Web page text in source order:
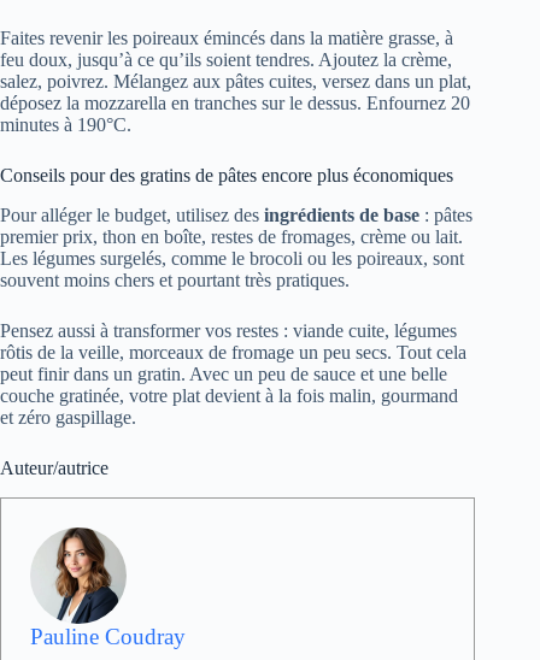
Faites revenir les poireaux émincés dans la matière grasse, à
feu doux, jusqu’à ce qu’ils soient tendres. Ajoutez la crème,
salez, poivrez. Mélangez aux pâtes cuites, versez dans un plat,
déposez la mozzarella en tranches sur le dessus. Enfournez 20
minutes à 190°C.
Conseils pour des gratins de pâtes encore plus économiques
Pour alléger le budget, utilisez des ingrédients de base : pâtes
premier prix, thon en boîte, restes de fromages, crème ou lait.
Les légumes surgelés, comme le brocoli ou les poireaux, sont
souvent moins chers et pourtant très pratiques.
Pensez aussi à transformer vos restes : viande cuite, légumes
rôtis de la veille, morceaux de fromage un peu secs. Tout cela
peut finir dans un gratin. Avec un peu de sauce et une belle
couche gratinée, votre plat devient à la fois malin, gourmand
et zéro gaspillage.
Auteur/autrice
Pauline Coudray